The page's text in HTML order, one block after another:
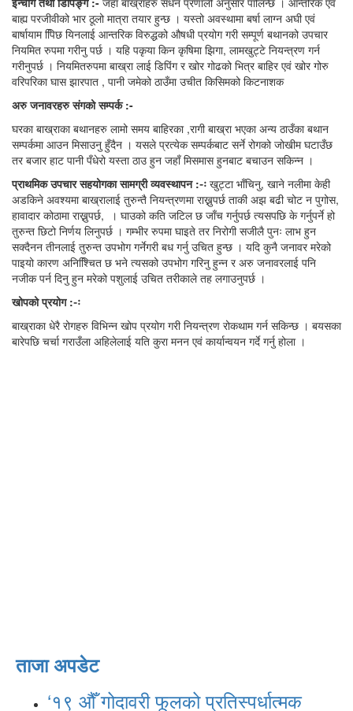
बाह्य परजीवीको भार ठूलो मात्रा तयार हुन्छ । यस्तो अवस्थामा बर्षा लाग्न अघी एवं
बार्षायाम पििछ यिनलाई आन्तरिक विरुद्धको औषधी प्रयोग गरी सम्पूर्ण बथानको उपचार
नियमित रुपमा गरीनु पर्छ । यहि पकृया किन कृषिमा झिगा, लामखुट्टे नियन्त्रण गर्न
गरीनुपर्छ । नियमितरुपमा बाख्रा लाई डिपिंग र खोर गोढको भित्र बाहिर एवं खोर गोरु
वरिपरिका घास झारपात , पानी जमेको ठाउँमा उचीत किसिमको किटनाशक
अरुजनावरहरुसंगकोसम्पर्क :-
घरका बाख्राका बथानहरु लामो समय बाहिरका ,रागी बाख्रा भएका अन्य ठाउँका बथान
सम्पर्कमा आउन मिसाउनु हुँदैन । यसले प्रत्येक सम्पर्कबाट सर्ने रोगको जोखीम घटाउँछ
तर बजार हाट पानी पँधेरो यस्ता ठाउ हुन जहाँ मिसमास हुनबाट बचाउन सकिन्न ।
प्राथमिकउपचारसहयोगकासामग्रीव्यवस्थापन :- खुट्टा भाँचिनु, खाने नलीमा केही
अडकिने अवश्यमा बाख्रालाई तुरुन्तै नियन्त्रणमा राख्नुपर्छ ताकी अझ बढी चोट न पुगोस,
हावादार कोठामा राख्नुपर्छ, । घाउको कति जटिल छ जाँच गर्नुपर्छ त्यसपछि के गर्नुपर्ने हो
तुरुन्त छिटो निर्णय लिनुपर्छ । गम्भीर रुपमा घाइते तर निरोगी सजीलै पुनः लाभ हुन
सक्दैनन तीनलाई तुरुन्त उपभोग गर्नेगरी बध गर्नु उचित हुन्छ । यदि कुनै जनावर मरेको
पाइयो कारण अनिश्चिित छ भने त्यसको उपभोग गरिनु हुन्न र अरु जनावरलाई पनि
नजीक पर्न दिनु हुन मरेको पशुलाई उचित तरीकाले तह लगाउनुपर्छ ।
खोपकोप्रयोग :-
बाख्राका धेरै रोगहरु विभिन्न खोप प्रयोग गरी नियन्त्रण रोकथाम गर्न सकिन्छ । बयसका
बारेपछि चर्चा गराउँला अहिलेलाई यति कुरा मनन एवं कार्यान्वयन गर्दे गर्नु होला ।
ताजा अपडेट
‘१९ औँ गोदावरी फूलको प्रतिस्पर्धात्मक